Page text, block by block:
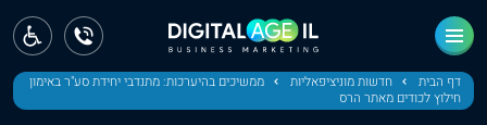
דף הבית חדשות מוניציפאליות
ממשיכים בהיערכות: מתנדבי יחידת סע"ר באימון
חילוץ לכודים מאתר הרס
ראשי
חדשות